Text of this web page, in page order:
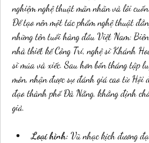
nghiệm nghệ thuật mãn nhãn và lôi cuốn.
Để tạo nên một tác phẩm nghệ thuật
những tên tuổi hàng đầu Việt Nam:
nhà thiết kế Công Trí, nghệ sĩ Khánh
sĩ múa và xiếc. Sau hơn bốn tháng tập
môn, nhận được sự đánh giá cao từ
đạo thành phố Đà Nẵng, khẳng định
giả.
Loại hình: Vũ nhạc kịch đương